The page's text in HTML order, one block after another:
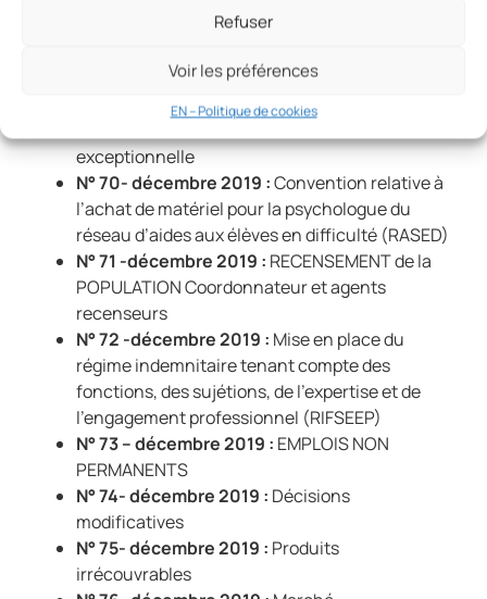
Refuser
Voir les préférences
EN – Politique de cookies
SALLE MUTIFONCTIONS
N° 68- décembre 2019 :Tarifs BOULODROME
exceptionnelle
N° 70- décembre 2019 :Convention relative à
l’achat de matériel pour la psychologue du
réseau d’aides aux élèves en difficulté (RASED)
N° 71 -décembre 2019 : RECENSEMENT de la
POPULATION Coordonnateur et agents
recenseurs
N° 72 -décembre 2019 : Mise en place du
régime indemnitaire tenant compte des
fonctions, des sujétions, de l’expertise et de
l’engagement professionnel (RIFSEEP)
N° 73 – décembre 2019 : EMPLOIS NON
PERMANENTS
N° 74- décembre 2019 : Décisions
modificatives
N° 75- décembre 2019 : Produits
irrécouvrables